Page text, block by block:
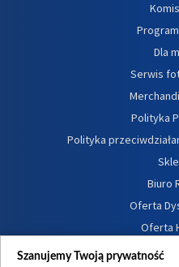
Dla
Serwis
Polityka
Polityka
Biuro
Oferta
Oferta
Szanujemy Twoją prywatność